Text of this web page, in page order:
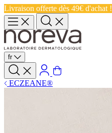
Livraison offerte dès 49€ d'achat !
fr
ECZEANE®